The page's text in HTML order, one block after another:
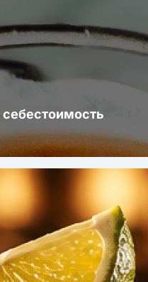
себестоимость